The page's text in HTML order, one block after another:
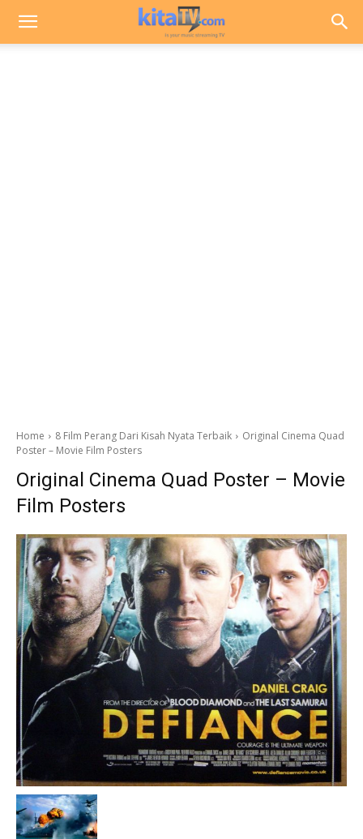
Home 8 Film Perang Dari Kisah Nyata Terbaik
Original Cinema Quad
Poster – Movie Film Posters
Original Cinema Quad Poster – Movie
Film Posters